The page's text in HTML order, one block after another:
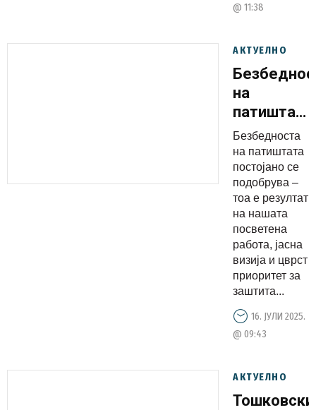
@ 11:38
АКТУЕЛНО
на
патиштата
се
подобрува:
За 12,5
проценти
намален
бројот на
несреќи
со
лица
Безбедноста
на патиштата
постојано се
подобрува –
тоа е резултат
на нашата
посветена
работа, јасна
визија и цврст
приоритет за
заштита...
16. ЈУЛИ 2025.
@ 09:43
АКТУЕЛНО